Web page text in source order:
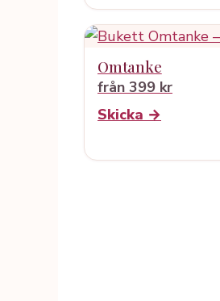
Omtanke
från 399 kr
Skicka →